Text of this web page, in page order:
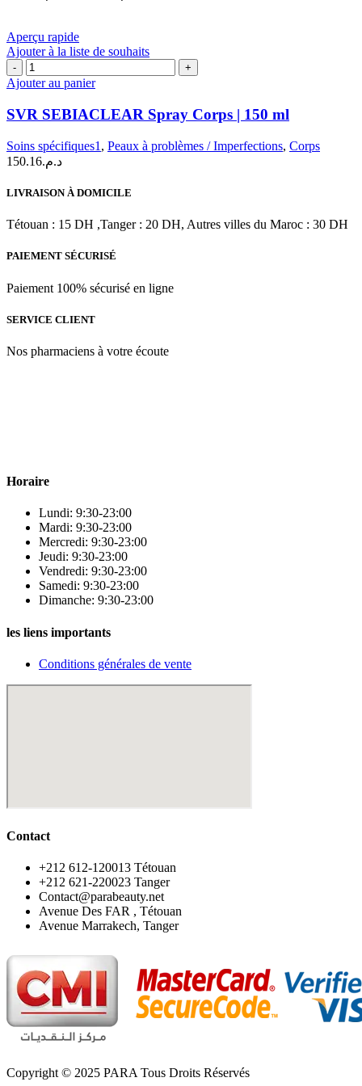
sur
la
page
à
د.م.212.39
Aperçu rapide
Ajouter à la liste de souhaits
quantité
de
SEBIACLEAR
Spray
Corps
|
150
Ajouter au panier
SVR SEBIACLEAR Spray Corps | 150 ml
Soins spécifiques1 , Peaux à problèmes / Imperfections, Corps
د.م.150.16
LIVRAISON À DOMICILE
Tétouan : 15 DH ,Tanger : 20 DH, Autres villes du Maroc : 30 DH
PAIEMENT SÉCURISÉ
Paiement 100% sécurisé en ligne
SERVICE CLIENT
Nos pharmaciens à votre écoute
Horaire
Lundi: 9:30-23:00
Mardi: 9:30-23:00
Mercredi: 9:30-23:00
Jeudi: 9:30-23:00
Vendredi: 9:30-23:00
Samedi: 9:30-23:00
Dimanche: 9:30-23:00
les liens importants
Conditions générales de vente
Contact
‪+212 612-120013 Tétouan
‪+212 621-220023 Tanger
Contact@parabeauty.net
Avenue Des FAR , Tétouan
Avenue Marrakech, Tanger
Copyright © 2025 PARA Tous Droits Réservés